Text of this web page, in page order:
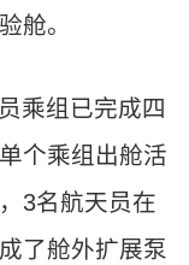
舱。
乘组已完成四
个乘组出舱活
3名航天员在
了舱外扩展泵